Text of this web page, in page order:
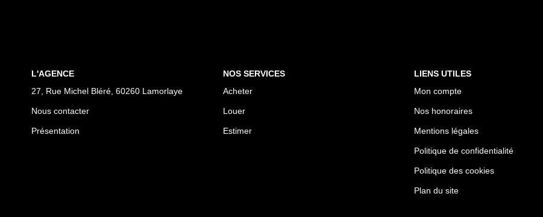
L'AGENCE
27, Rue Michel Bléré, 60260 Lamorlaye
Nous contacter
Présentation
NOS SERVICES
Acheter
Louer
Estimer
LIENS UTILES
Mon compte
Nos honoraires
Mentions légales
Politique de confidentialité
Politique des cookies
Plan du site